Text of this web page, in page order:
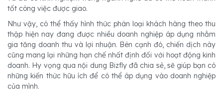
tốt công việc được giao.
Như vậy, có thể thấy hình thức phân loại khách hàng theo thu
thập hiện nay đang được nhiều doanh nghiệp áp dụng nhằm
gia tăng doanh thu và lợi nhuận. Bên cạnh đó, chiến dịch này
cũng mang lại những hạn chế nhất định đối với hoạt động kinh
doanh. Hy vọng qua nội dung Bizfly đã chia sẻ, sẽ giúp bạn có
những kiến thức hữu ích để có thể áp dụng vào doanh nghiệp
của mình.